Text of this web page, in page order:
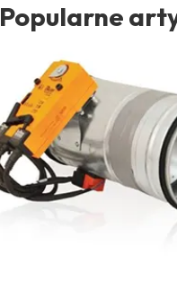
Popularne